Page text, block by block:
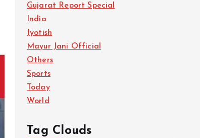
Gujarat Report Special
India
Jyotish
Mayur Jani Official
Others
Sports
Today
World
Tag Clouds